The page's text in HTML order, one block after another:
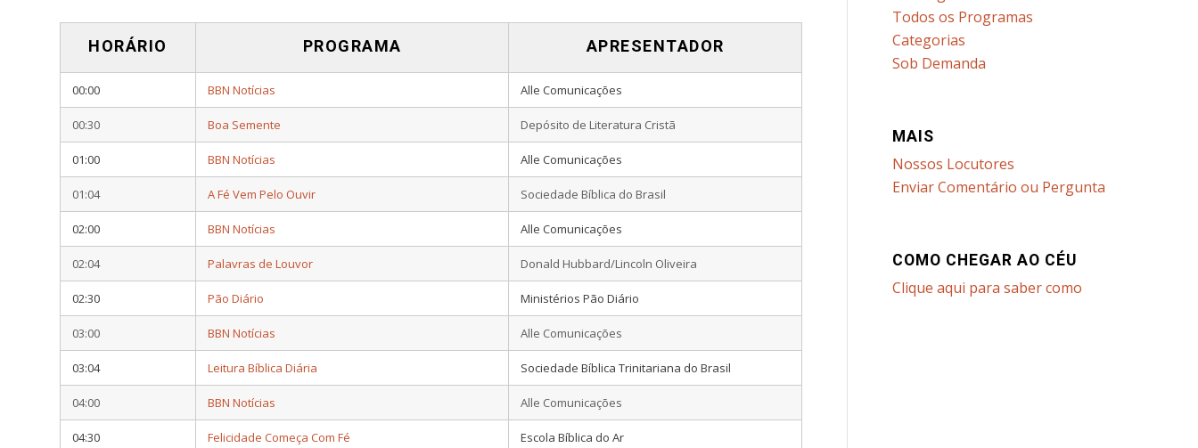
HORÁRIO PROGRAMA APRESENTADOR
00:00 BBN Notícias Alle Comunicações
00:30 Boa Semente Depósito de Literatura Cristã
01:00 BBN Notícias Alle Comunicações
01:04 A Fé Vem Pelo Ouvir Sociedade Bíblica do Brasil
02:00 BBN Notícias Alle Comunicações
02:04 Palavras de Louvor Donald Hubbard/Lincoln Oliveira
02:30 Pão Diário Ministérios Pão Diário
03:00 BBN Notícias Alle Comunicações
03:04 Leitura Bíblica Diária Sociedade Bíblica Trinitariana do Brasil
04:00 BBN Notícias Alle Comunicações
04:30 Felicidade Começa Com Fé Escola Bíblica do Ar
Todos os Programas
Categorias
Sob Demanda
MAIS
Nossos Locutores
Enviar Comentário ou Pergunta
COMO CHEGAR AO CÉU
Clique aqui para saber como